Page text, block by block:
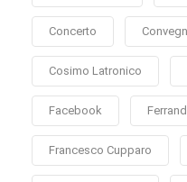
Concerto
Cosimo Latronico
Facebook
Francesco Cupparo